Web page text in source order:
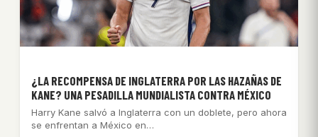
¿LA RECOMPENSA DE INGLATERRA POR LAS HAZAÑAS DE
KANE? UNA PESADILLA MUNDIALISTA CONTRA MÉXICO
Harry Kane salvó a Inglaterra con un doblete, pero ahora
se enfrentan a México en…